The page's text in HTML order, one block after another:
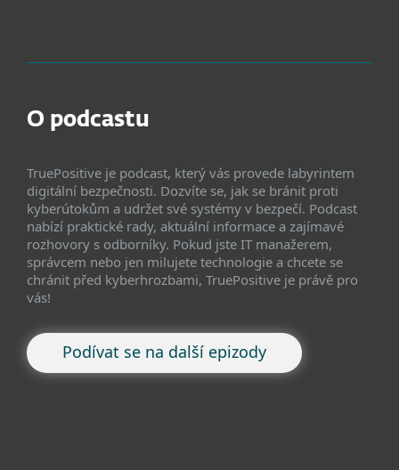
O podcastu
TruePositive je podcast, který vás provede labyrintem
digitální bezpečnosti. Dozvíte se, jak se bránit proti
kyberútokům a udržet své systémy v bezpečí. Podcast
nabízí praktické rady, aktuální informace a zajímavé
rozhovory s odborníky. Pokud jste IT manažerem,
správcem nebo jen milujete technologie a chcete se
chránit před kyberhrozbami, TruePositive je právě pro
vás!
Podívat se na další epizody